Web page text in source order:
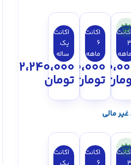
اکانت
3
ماهه
اکانت
6
ماهه
1،350،000
تومان
اکانت
یک
ساله
2،240،000
تومان
مالی
اکانت
اکانت
اکانت